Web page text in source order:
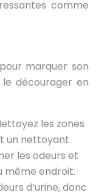
comme
marquer son
décourager en
les zones
un nettoyant
les odeurs et
même endroit.
d’urine, donc